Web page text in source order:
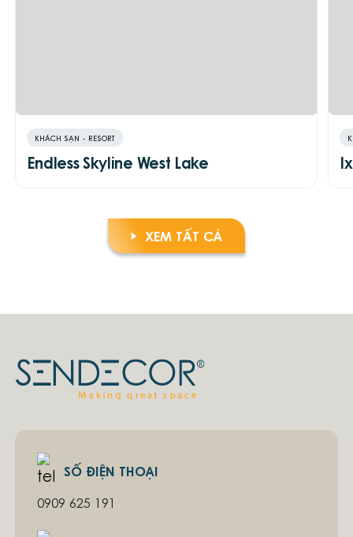
KHÁCH SẠN - RESORT
Endless Skyline West Lake
XEM TẤT CẢ
SỐ ĐIỆN THOẠI
0909 625 191